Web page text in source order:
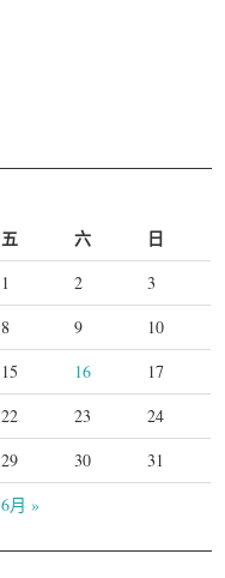
五 六 日
6月 »
1 2
3
8 9
10
15 16
17
22 23
24
29 30 31